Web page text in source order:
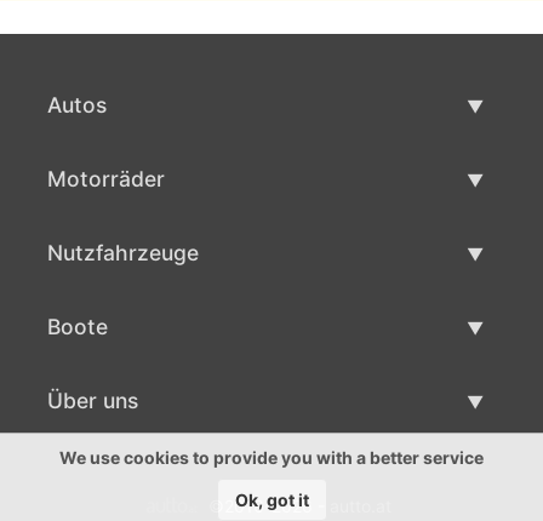
Autos
Motorräder
Nutzfahrzeuge
Boote
Bootsverkauf
Über uns
Über uns
©2016-2026 - autto.at
We use cookies to provide you with a better service
Ok, got it